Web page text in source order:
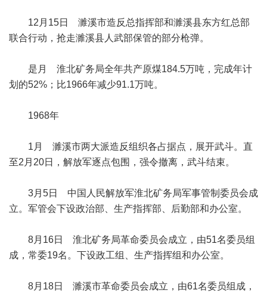
12月15日 濉溪市造反总指挥部和濉溪县东方红总部
联合行动，抢走濉溪县人武部保管的部分枪弹。
是月 淮北矿务局全年共产原煤184.5万吨，完成年计
划的52%；比1966年减少91.1万吨。
1968年
1月 濉溪市两大派造反组织各占据点，展开武斗。直
至2月20日，解放军逐点包围，强令撤离，武斗结束。
3月5日 中国人民解放军淮北矿务局军事管制委员会成
立。军管会下设政治部、生产指挥部、后勤部和办公室。
8月16日 淮北矿务局革命委员会成立，由51名委员组
成，常委19名。下设政工组、生产指挥组和办公室。
8月18日 濉溪市革命委员会成立，由61名委员组成，